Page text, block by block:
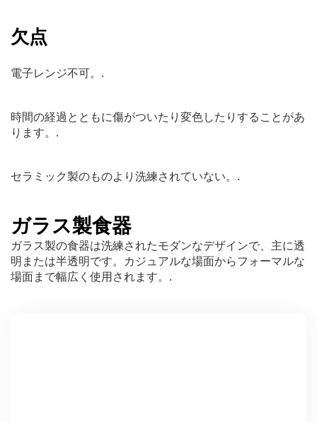
欠点
電子レンジ不可。.
時間の経過とともに傷がついたり変色したりすることがあ
ります。.
セラミック製のものより洗練されていない。.
ガラス製食器
ガラス製の食器は洗練されたモダンなデザインで、主に透
明または半透明です。カジュアルな場面からフォーマルな
場面まで幅広く使用されます。.